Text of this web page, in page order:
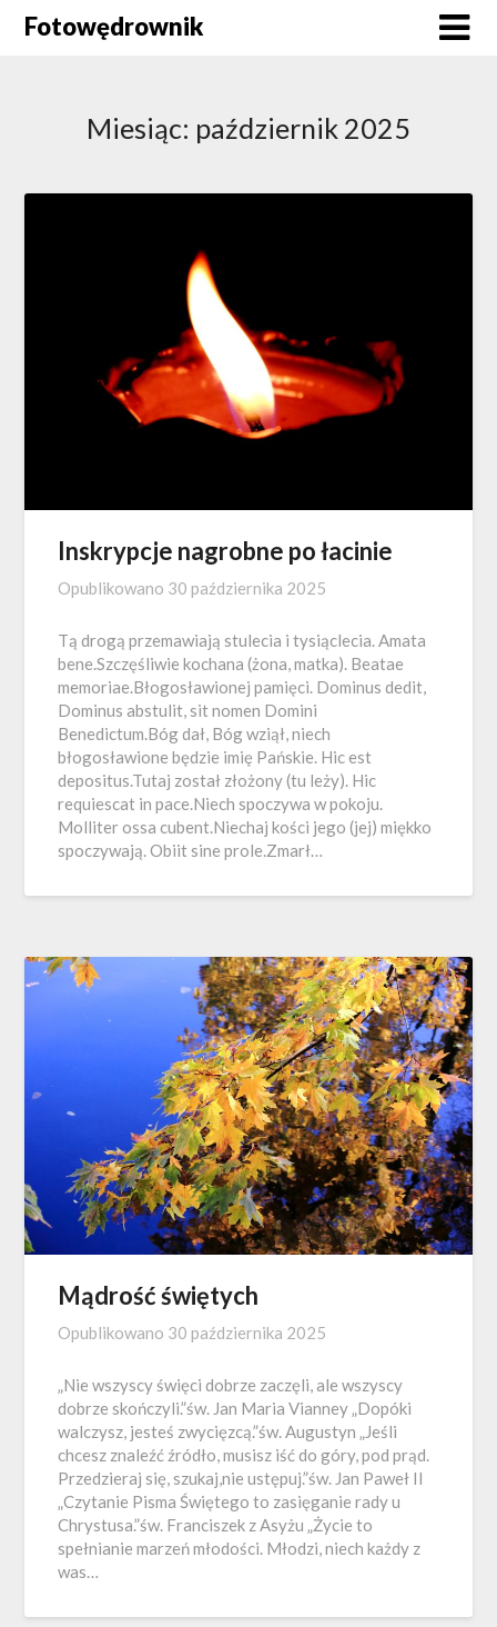
SkipFotowędrownik
Miesiąc: październik 2025
Inskrypcje nagrobne po łacinie
Opublikowano 30 października 2025
Tą drogą przemawiają stulecia i tysiąclecia. Amata
bene.Szczęśliwie kochana (żona, matka). Beatae
memoriae.Błogosławionej pamięci. Dominus dedit,
Dominus abstulit, sit nomen Domini
Benedictum.Bóg dał, Bóg wziął, niech
błogosławione będzie imię Pańskie. Hic est
depositus.Tutaj został złożony (tu leży). Hic
requiescat in pace.Niech spoczywa w pokoju.
Molliter ossa cubent.Niechaj kości jego (jej) miękko
spoczywają. Obiit sine prole.Zmarł…
Mądrość świętych
Opublikowano 30 października 2025
„Nie wszyscy święci dobrze zaczęli, ale wszyscy
dobrze skończyli.”św. Jan Maria Vianney „Dopóki
walczysz, jesteś zwycięzcą.”św. Augustyn „Jeśli
chcesz znaleźć źródło, musisz iść do góry, pod prąd.
Przedzieraj się, szukaj,nie ustępuj.”św. Jan Paweł II
„Czytanie Pisma Świętego to zasięganie rady u
Chrystusa.”św. Franciszek z Asyżu „Życie to
spełnianie marzeń młodości. Młodzi, niech każdy z
was…